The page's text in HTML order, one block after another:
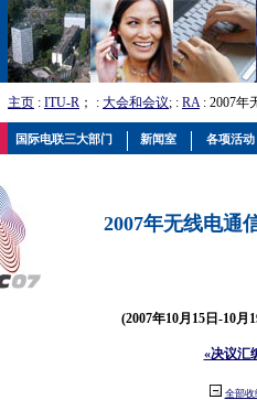
主页 : ITU-R ； : 大会和会议; : RA: 2007年
2007年无线电通
(2007年10月15日-10月
«决议汇
全部收
国际电联三大部门 新闻室 各项活动